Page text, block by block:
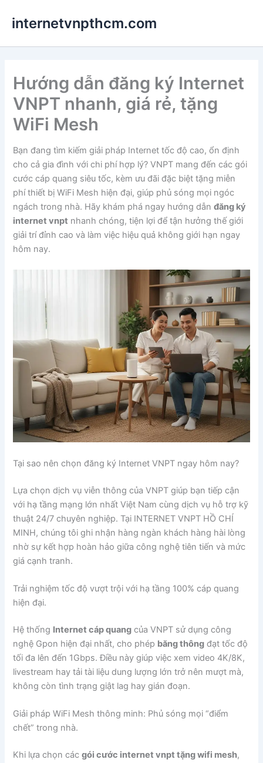
dung
internetvnpthcm.com
Hướng dẫn đăng ký Internet
VNPT nhanh, giá rẻ, tặng
WiFi Mesh
Bạn đang tìm kiếm giải pháp Internet tốc độ cao, ổn định
cho cả gia đình với chi phí hợp lý? VNPT mang đến các gói
cước cáp quang siêu tốc, kèm ưu đãi đặc biệt tặng miễn
phí thiết bị WiFi Mesh hiện đại, giúp phủ sóng mọi ngóc
ngách trong nhà. Hãy khám phá ngay hướng dẫnđăng ký
internet vnpt nhanh chóng, tiện lợi để tận hưởng thế giới
giải trí đỉnh cao và làm việc hiệu quả không giới hạn ngay
hôm nay.
Tại sao nên chọn đăng ký Internet VNPT ngay hôm nay?
Lựa chọn dịch vụ viễn thông của VNPT giúp bạn tiếp cận
với hạ tầng mạng lớn nhất Việt Nam cùng dịch vụ hỗ trợ kỹ
thuật 24/7 chuyên nghiệp. Tại INTERNET VNPT HỒ CHÍ
MINH, chúng tôi ghi nhận hàng ngàn khách hàng hài lòng
nhờ sự kết hợp hoàn hảo giữa công nghệ tiên tiến và mức
giá cạnh tranh.
Trải nghiệm tốc độ vượt trội với hạ tầng 100% cáp quang
hiện đại.
Hệ thống Internet cáp quang của VNPT sử dụng công
nghệ Gpon hiện đại nhất, cho phép băng thông đạt tốc độ
tối đa lên đến 1Gbps. Điều này giúp việc xem video 4K/8K,
livestream hay tải tài liệu dung lượng lớn trở nên mượt mà,
không còn tình trạng giật lag hay gián đoạn.
Giải pháp WiFi Mesh thông minh: Phủ sóng mọi “điểm
chết” trong nhà.
Khi lựa chọn cácgói cước internet vnpt tặng wifi mesh,